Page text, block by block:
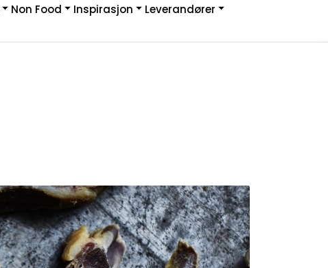
Non Food Inspirasjon Leverandører